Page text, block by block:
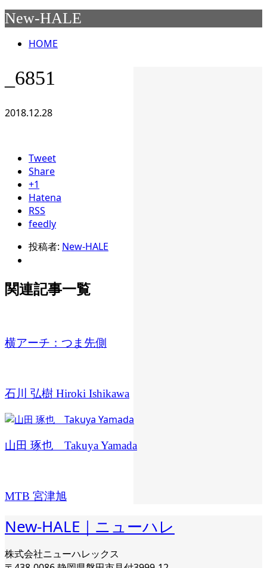
New-HALE
HOME
_6851
2018.12.28
Tweet
Share
+1
Hatena
RSS
feedly
投稿者: New-HALE
関連記事一覧
横アーチ：つま先側
石川 弘樹 Hiroki Ishikawa
山田 琢也 Takuya Yamada
MTB 宮津旭
New-HALE｜ニューハレ
株式会社ニューハレックス